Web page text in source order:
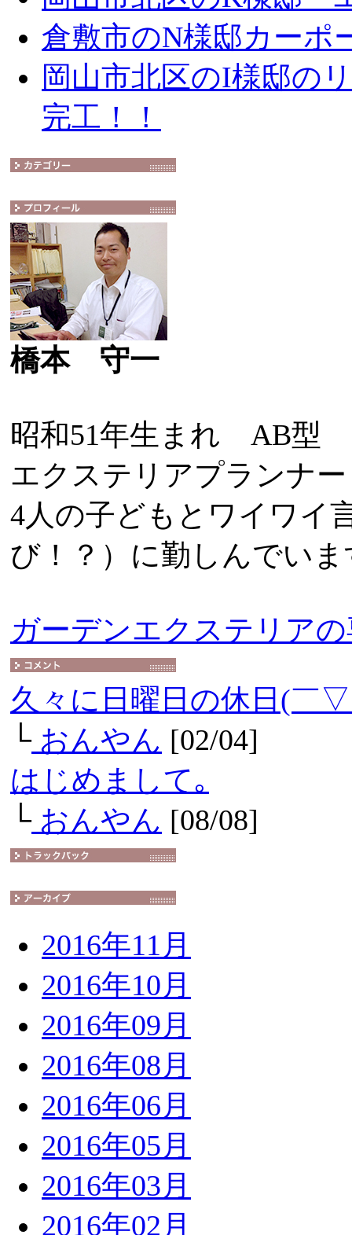
倉敷市のN様邸カーポ
岡山市北区のI様邸の
完工！！
橋本 守一
昭和51年生まれ AB型
エクステリアプランナー
4人の子どもとワイワイ
び！？）に勤しんでいま
ガーデンエクステリア
久々に日曜日の休日(￣
└おんやん [02/04]
はじめまして｡
└おんやん [08/08]
2016年11月
2016年10月
2016年09月
2016年08月
2016年06月
2016年05月
2016年03月
2016年02月